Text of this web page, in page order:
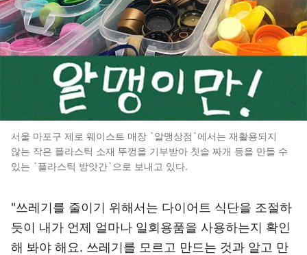
서울 마포구 제로 웨이스트 매장 `알맹상점`에서는 재활용되지
않는 작은 플라스틱 소재 뚜껑을 기부받아 칫솔 짜개 등을 만들 수
있는 `플라스틱 방앗간`으로 보내고 있다.
"쓰레기를 줄이기 위해서는 다이어트 식단을 조절하
듯이 내가 언제 얼마나 일회용품을 사용하는지 확인
해 봐야 해요. 쓰레기를 모르고 만드는 것과 알고 만